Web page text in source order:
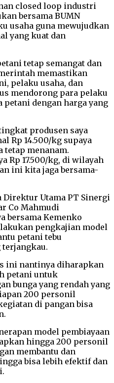
closed loop industri
bersama BUMN
usaha guna mewujudkan
yang kuat dan
tetap semangat dan
memastikan
pelaku usaha, dan
mendorong para pelaku
dengan harga yang
produsen saya
Rp 14.500/kg supaya
tetap menanam.
Rp 17.500/kg, di wilayah
ini kita jaga bersama-
Direktur Utama PT Sinergi
Co Mahmudi
bersama Kemenko
pengkajian model
petani tebu
terjangkau.
ini nantinya diharapkan
petani untuk
bunga yang rendah yang
200 personil
di pangan bisa
model pembiayaan
hingga 200 personil
membantu dan
bisa lebih efektif dan